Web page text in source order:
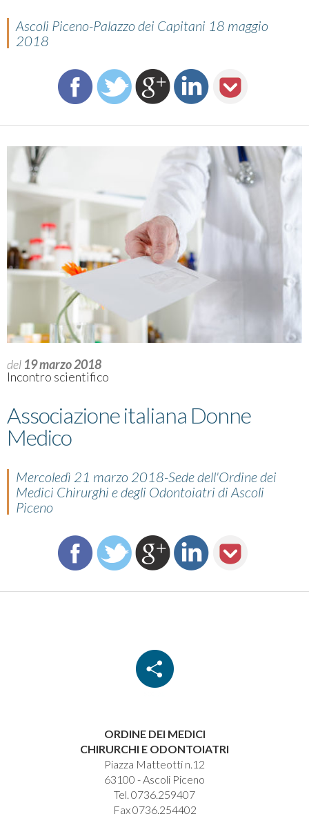
Ascoli Piceno-Palazzo dei Capitani 18 maggio
2018
del 19 marzo 2018
Incontro scientifico
Associazione italiana Donne
Medico
Mercoledì 21 marzo 2018-Sede dell'Ordine dei
Medici Chirurghi e degli Odontoiatri di Ascoli
Piceno
ORDINE DEI MEDICI
CHIRURCHI E ODONTOIATRI
Piazza Matteotti n.12
63100 - Ascoli Piceno
Tel. 0736.259407
Fax 0736.254402